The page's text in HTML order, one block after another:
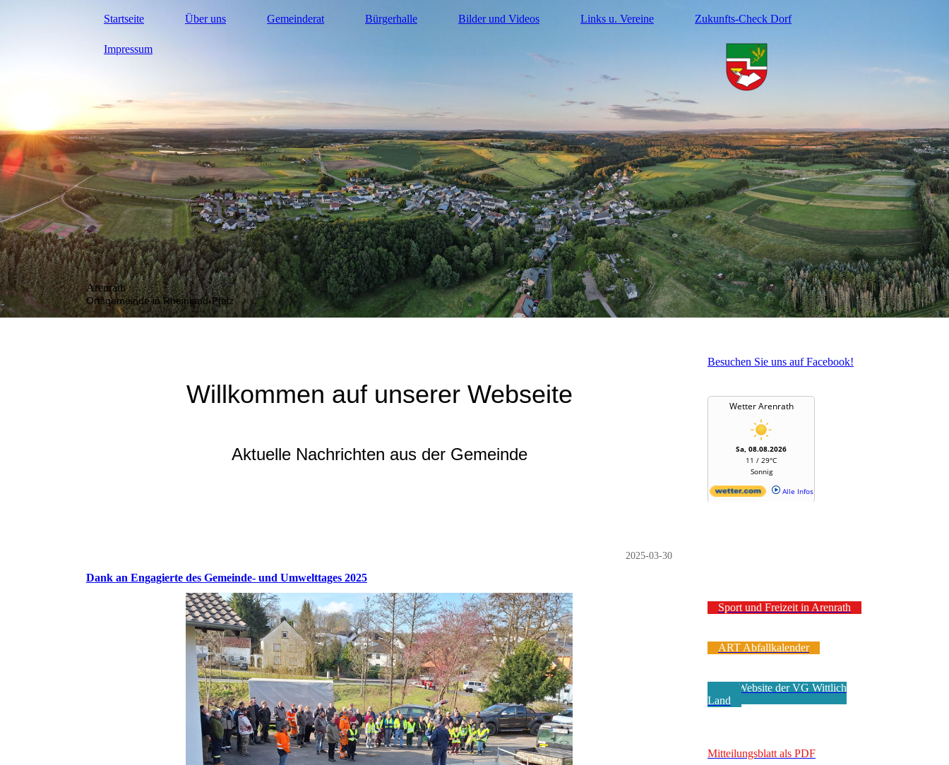
Startseite Über uns Gemeinderat Bürgerhalle Bilder und Videos Links u. Vereine Zukunfts-Check Dorf
Impressum
Arenrath
Ortsgemeinde in Rheinland-Pfalz
Willkommen auf unserer Webseite
Aktuelle Nachrichten aus der Gemeinde
2025-03-30
Dank an Engagierte des Gemeinde- und Umwelttages 2025
Besuchen Sie uns auf Facebook!
Sport und Freizeit in Arenrath
ART Abfallkalender
Zur Website der VG Wittlich
Land
Mitteilungsblatt als PDF